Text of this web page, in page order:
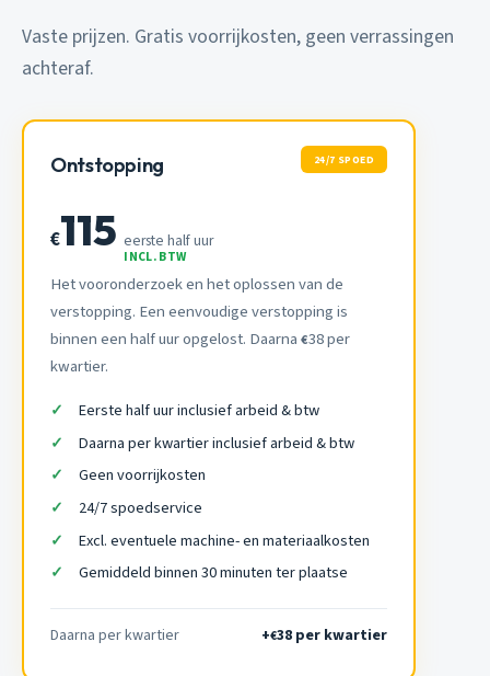
Vaste prijzen. Gratis voorrijkosten, geen verrassingen
achteraf.
Ontstopping 24/7 SPOED
€115 eerste half uur
INCL. BTW
Het vooronderzoek en het oplossen van de
verstopping. Een eenvoudige verstopping is
binnen een half uur opgelost. Daarna €38 per
kwartier.
Eerste half uur inclusief arbeid & btw
Daarna per kwartier inclusief arbeid & btw
Geen voorrijkosten
24/7 spoedservice
Excl. eventuele machine- en materiaalkosten
Gemiddeld binnen 30 minuten ter plaatse
Daarna per kwartier +€38 per kwartier